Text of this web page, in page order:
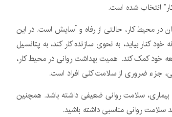
انتخاب شده است.
در محیط کار، حالتی از رفاه و آسایش است. در این
کنار بیاید، به نحوی سازنده کار کند، به پتانسیل
خود کمک کند. اهمیت بهداشت روانی در محیط کار،
جزء ضروری از سلامت کلی افراد است.
سلامت روانی ضعیفی داشته باشد. همچنین
سلامت روانی مناسبی داشته باشید.